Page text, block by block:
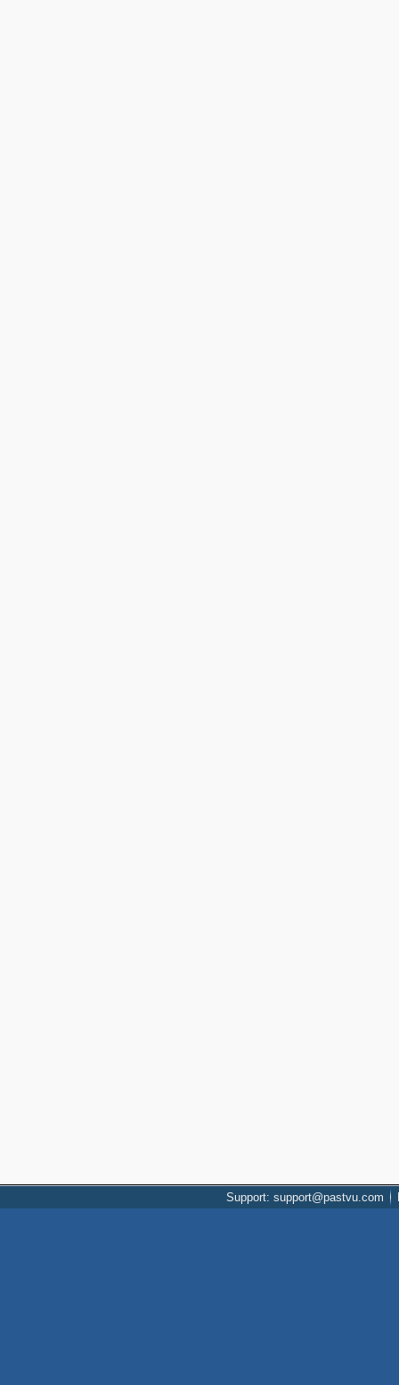
Support: support@pastvu.com